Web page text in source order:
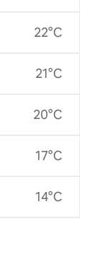
22°C
21°C
20°C
17°C
14°C